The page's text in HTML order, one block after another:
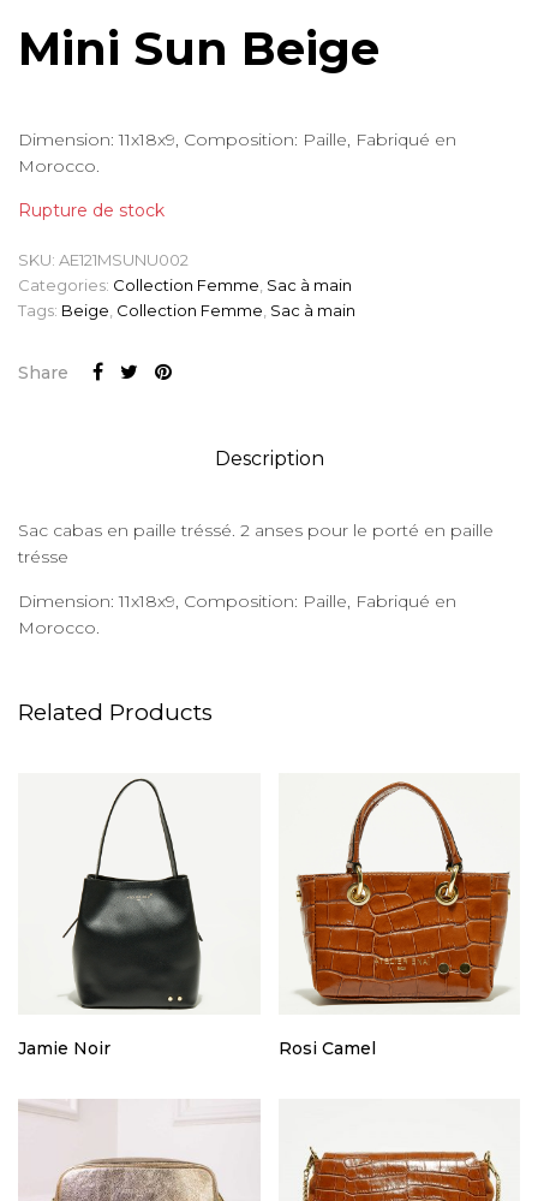
Mini Sun Beige
Dimension: 11x18x9, Composition: Paille, Fabriqué en
Morocco.
Rupture de stock
SKU: AE121MSUNU002
Categories: Collection Femme Sac à main
Tags: Beige Collection Femme Sac à main
Share
Description
Sac cabas en paille tréssé. 2 anses pour le porté en paille
trésse
Dimension: 11x18x9, Composition: Paille, Fabriqué en
Morocco.
Related Products
Jamie Noir Rosi Camel